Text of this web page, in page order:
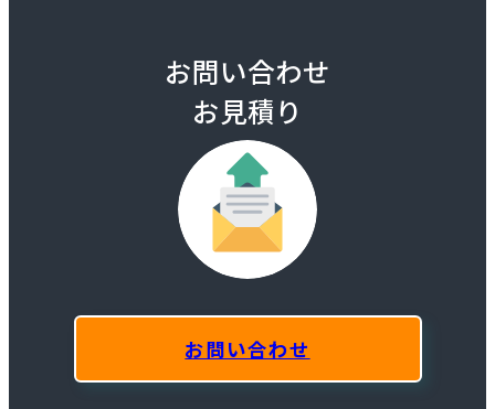
お問い合わせ
お見積り
お問い合わせ